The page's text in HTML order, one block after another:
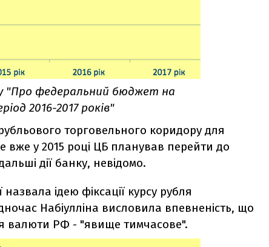
"Про федеральний бюджет на
2016-2017 років"
торговельного коридору для
вже у 2015 році ЦБ планував перейти до
дії банку, невідомо.
ідею фіксації курсу рубля
Набіулліна висловила впевненість, що
валюти РФ - "явище тимчасове".